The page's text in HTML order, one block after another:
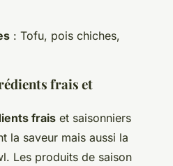
: Tofu, pois chiches,
frais et
frais et saisonniers
la saveur mais aussi la
Les produits de saison